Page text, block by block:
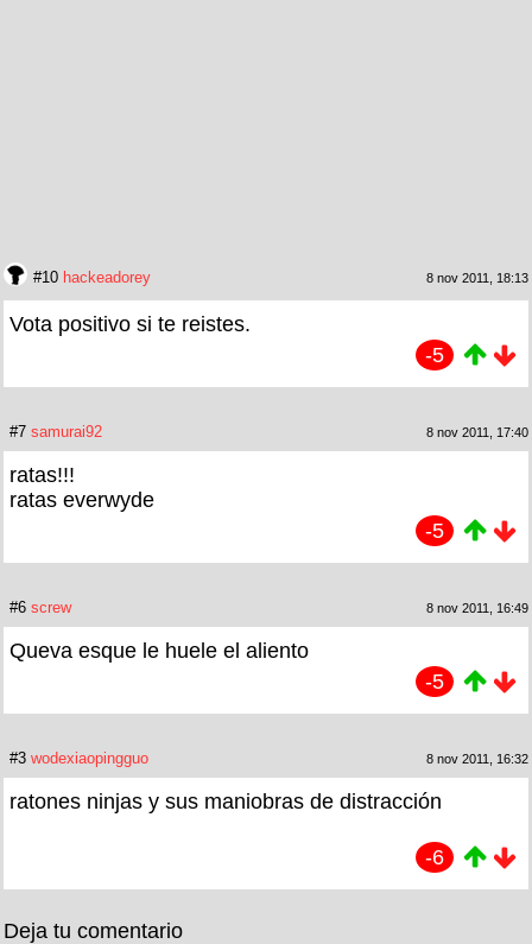
#10 hackeadorey 8 nov 2011, 18:13
Vota positivo si te reistes.
-5
#7 samurai92 8 nov 2011, 17:40
ratas!!!
ratas everwyde
-5
#6 screw 8 nov 2011, 16:49
Queva esque le huele el aliento
-5
#3 wodexiaopingguo 8 nov 2011, 16:32
ratones ninjas y sus maniobras de distracción
-6
Deja tu comentario